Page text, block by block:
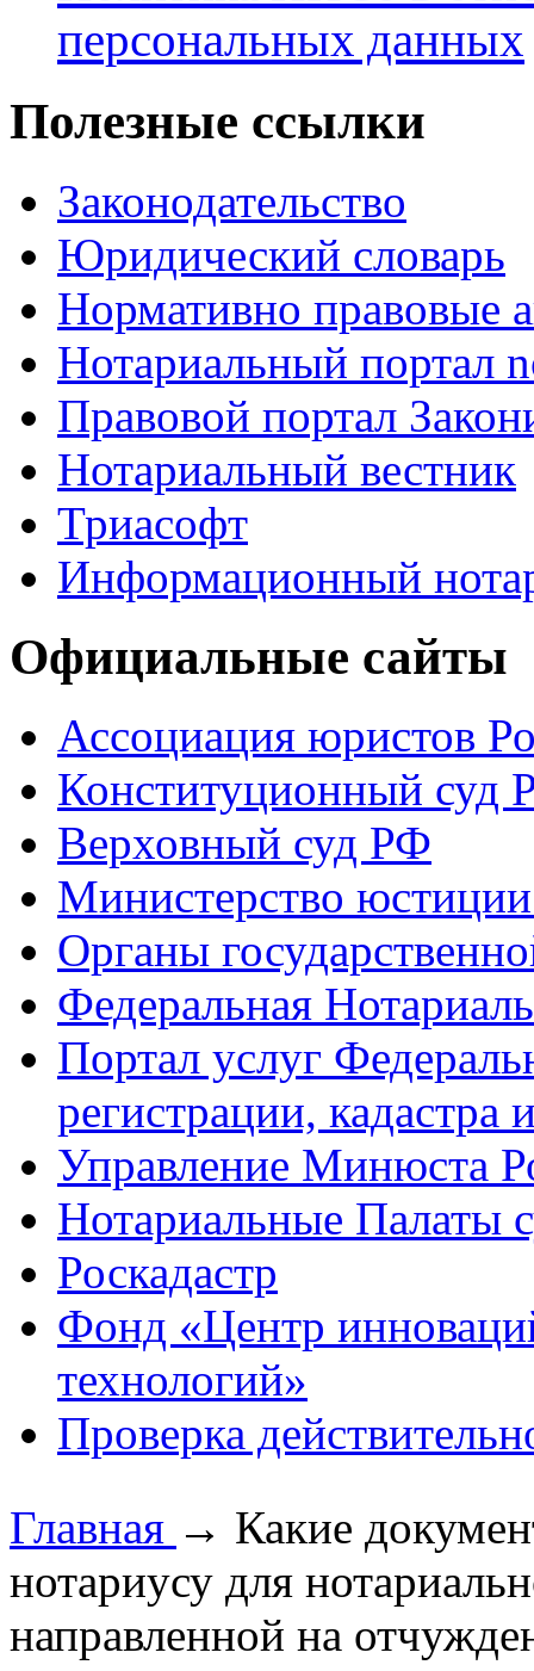
персональных данных
Полезные ссылки
Законодательство
Юридический словарь
Нормативно правовые
Нотариальный портал
Правовой портал
Нотариальный вестник
Триасофт
Информационный
Официальные сайты
Ассоциация юристов
Конституционный суд
Верховный суд РФ
Министерство
Органы
Федеральная
Портал услуг
регистрации, кадастра
Управление Минюста
Нотариальные Палаты
Роскадастр
Фонд «Центр
технологий»
Проверка
Главная → Какие
нотариусу для
направленной на